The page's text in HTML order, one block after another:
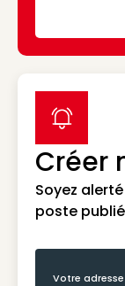
Créer
Soyez
poste
label icon
Votre